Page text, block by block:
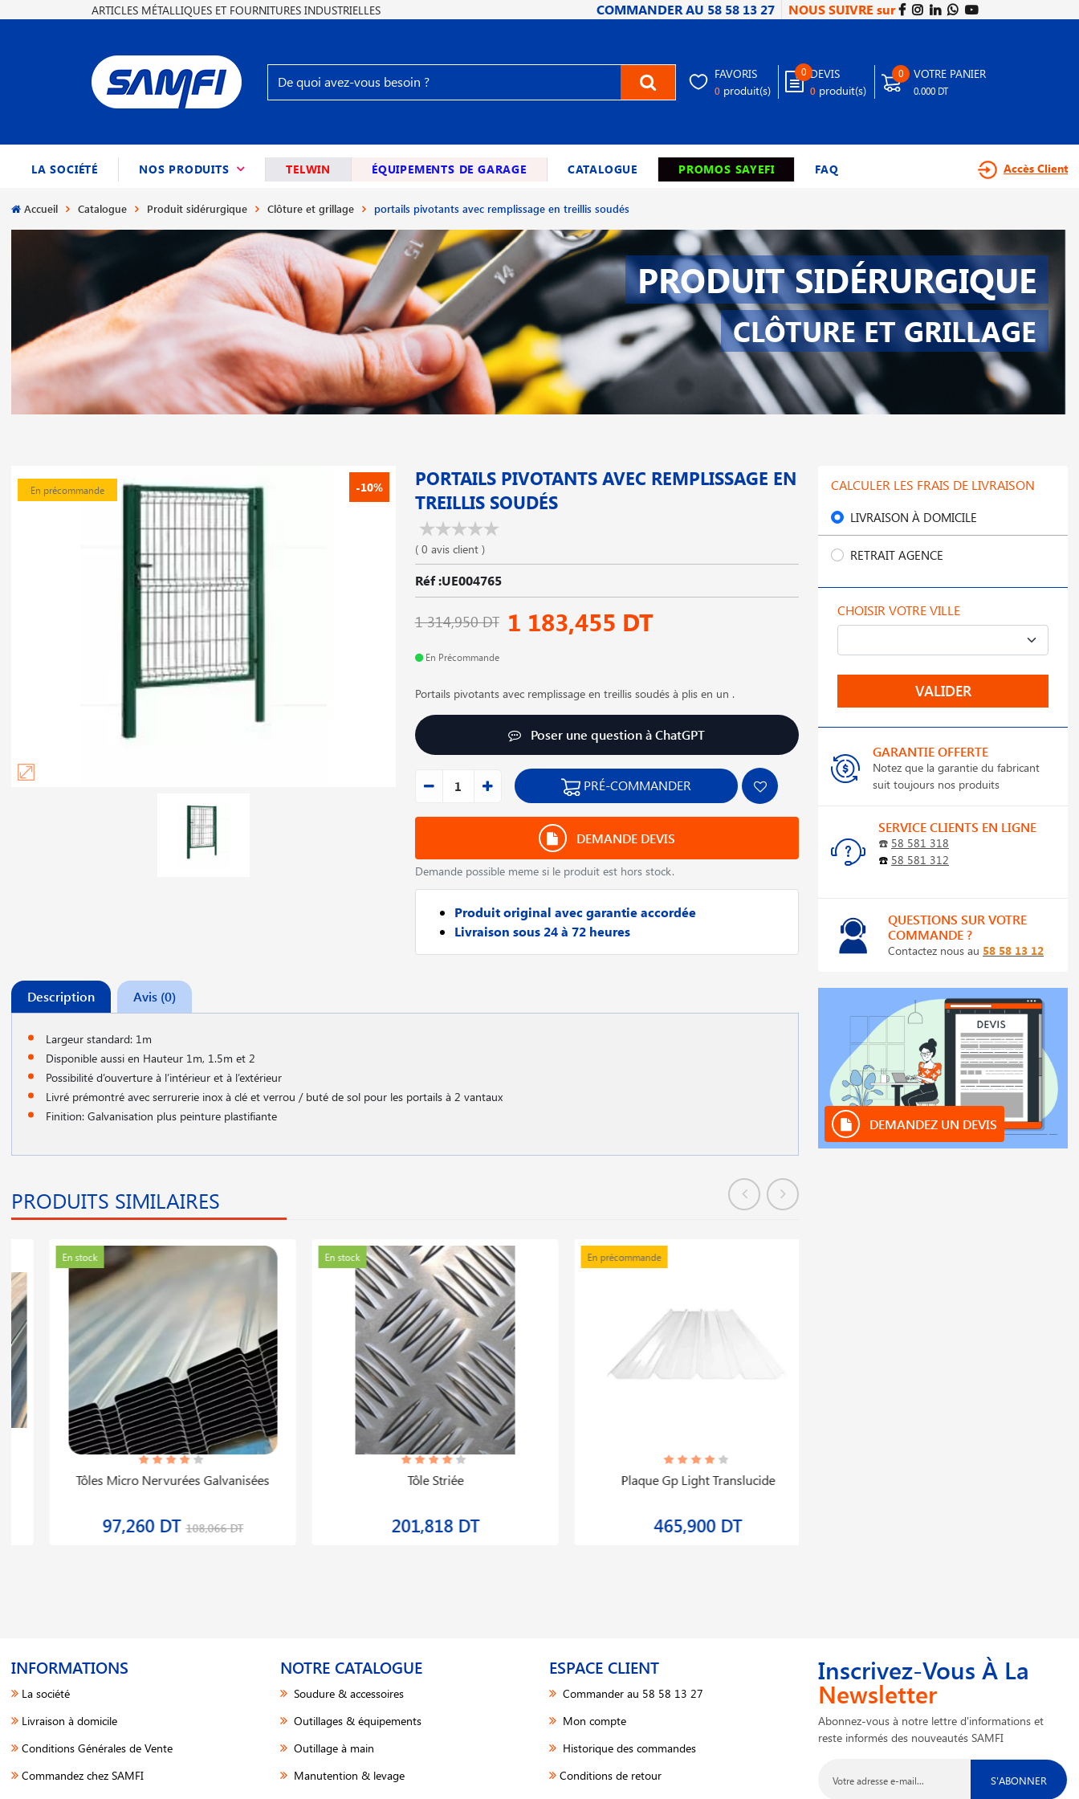
ARTICLES MÉTALLIQUES ET FOURNITURES INDUSTRIELLES COMMANDER AU 58 58 13 27 NOUS SUIVRE sur
FAVORIS
0 produit(s)
0 DEVIS
0 produit(s)
0 VOTRE PANIER
0.000 DT
LA SOCIÉTÉ NOS PRODUITS (CURRENT)TELWIN ÉQUIPEMENTS DE GARAGE CATALOGUE PROMOS SAYEFI FAQ Accès Client
Accueil Catalogue Produit sidérurgique Clôture et grillage portails pivotants avec remplissage en treillis soudés
PRODUIT SIDÉRURGIQUE
CLÔTURE ET GRILLAGE
-10%
En précommande
PORTAILS PIVOTANTS AVEC REMPLISSAGE EN
TREILLIS SOUDÉS
( 0 avis client )
Réf :UE004765
1 314,950 DT 1 183,455 DT
En Précommande
Portails pivotants avec remplissage en treillis soudés à plis en un .
Poser une question à ChatGPT
PRÉ-COMMANDER
DEMANDE DEVIS
Demande possible meme si le produit est hors stock.
Produit original avec garantie accordée
Livraison sous 24 à 72 heures
Description Avis (0)
Largeur standard: 1m
Disponible aussi en Hauteur 1m, 1.5m et 2
Possibilité d’ouverture à l’intérieur et à l’extérieur
Livré prémontré avec serrurerie inox à clé et verrou / buté de sol pour les portails à 2 vantaux
Finition: Galvanisation plus peinture plastifiante
PRODUITS SIMILAIRES
En stock
Tôles Micro Nervurées Galvanisées
97,260 DT 108,066 DT
En stock
Tôle Striée
201,818 DT
En précommande
Plaque Gp Light Translucide
465,900 DT
CALCULER LES FRAIS DE LIVRAISON
LIVRAISON À DOMICILE
RETRAIT AGENCE
CHOISIR VOTRE VILLE
VALIDER
GARANTIE OFFERTE
Notez que la garantie du fabricant
suit toujours nos produits
SERVICE CLIENTS EN LIGNE
☎️ 58 581 318
☎️ 58 581 312
QUESTIONS SUR VOTRE
COMMANDE ?
Contactez nous au 58 58 13 12
DEMANDEZ UN DEVIS
INFORMATIONS
La société
Livraison à domicile
Conditions Générales de Vente
Commandez chez SAMFI
NOTRE CATALOGUE
Soudure & accessoires
Outillages & équipements
Outillage à main
Manutention & levage
ESPACE CLIENT
Commander au 58 58 13 27
Mon compte
Historique des commandes
Conditions de retour
Inscrivez-Vous À La
Newsletter
Abonnez-vous à notre lettre d'informations et
reste informés des nouveautés SAMFI
S'ABONNER